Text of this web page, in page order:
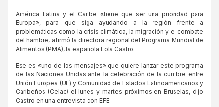
América Latina y el Caribe «tiene que ser una prioridad para
Europa», para que siga ayudando a la región frente a
problemáticas como la crisis climática, la migración y el combate
del hambre, afirmó la directora regional del Programa Mundial de
Alimentos (PMA), la española Lola Castro.
Ese es «uno de los mensajes» que quiere lanzar este programa
de las Naciones Unidas ante la celebración de la cumbre entre
Unión Europea (UE) y Comunidad de Estados Latinoamericanos y
Caribeños (Celac) el lunes y martes próximos en Bruselas, dijo
Castro en una entrevista con EFE.